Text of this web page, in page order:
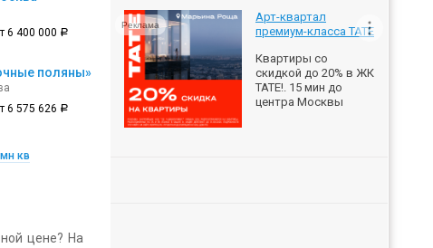
6 400 000 a
поляны»
6 575 626 a
кв
цене? На
Арт-квартал
премиум-класса ТАТЕ
Квартиры со
скидкой до 20% в ЖК
ТАТЕ!. 15 мин до
центра Москвы
Реклама